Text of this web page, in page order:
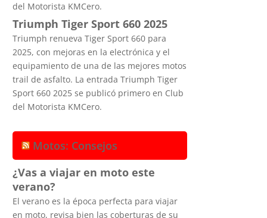
del Motorista KMCero.
Triumph Tiger Sport 660 2025
Triumph renueva Tiger Sport 660 para
2025, con mejoras en la electrónica y el
equipamiento de una de las mejores motos
trail de asfalto. La entrada Triumph Tiger
Sport 660 2025 se publicó primero en Club
del Motorista KMCero.
Motos: Consejos
¿Vas a viajar en moto este
verano?
El verano es la época perfecta para viajar
en moto, revisa bien las coberturas de su